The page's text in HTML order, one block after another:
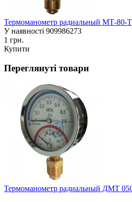
Термоманометр радиальный
У наявності 909986273
1 грн.
Купити
Переглянуті товари
Термоманометр радиальный ДМТ